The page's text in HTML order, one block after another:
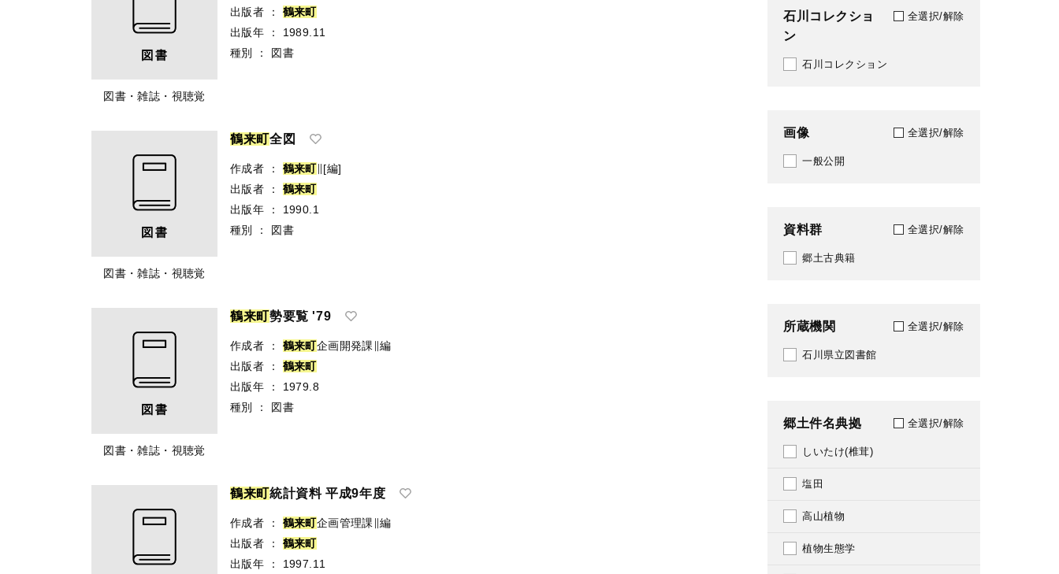
図書・雑誌・視聴覚
出版者
： 鶴来町
出版年
：
1989.11
種別
： 図書
図書・雑誌・視聴覚
鶴来町全図
作成者 ： 鶴来町∥[編]
出版者
： 鶴来町
出版年
：
1990.1
種別
： 図書
図書・雑誌・視聴覚
鶴来町勢要覧 '79
作成者 ： 鶴来町企画開発課∥編
出版者
： 鶴来町
出版年
：
1979.8
種別
： 図書
鶴来町統計資料 平成9年度
作成者 ： 鶴来町企画管理課∥編
出版者
： 鶴来町
出版年
：
1997.11
1943
1947
1951
1952
1954
1955
1957
1958
1960
1961
1963
1964
1965
280
石川コレクショ
ン
全選択/解除
石川コレクション
画像 全選択/解除
一般公開
資料群 全選択/解除
郷土古典籍
所蔵機関 全選択/解除
石川県立図書館
郷土件名典拠 全選択/解除
しいたけ(椎茸)
塩田
高山植物
植物生態学